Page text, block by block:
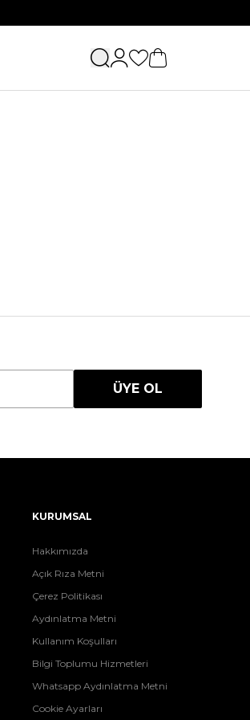
ÜYE OL
KURUMSAL
Hakkımızda
Açık Rıza Metni
Çerez Politikası
Aydınlatma Metni
Kullanım Koşulları
Bilgi Toplumu Hizmetleri
Whatsapp Aydınlatma Metni
Cookie Ayarları